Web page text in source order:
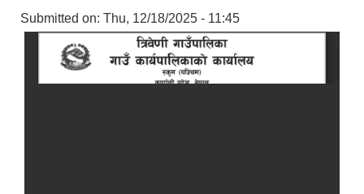
Submitted on: Thu, 12/18/2025 - 11:45